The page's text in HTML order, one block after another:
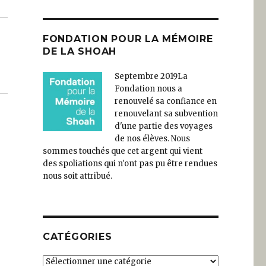
FONDATION POUR LA MÉMOIRE
DE LA SHOAH
Septembre 2019La
Fondation nous a
renouvelé sa confiance en
renouvelant sa subvention
d'une partie des voyages
de nos élèves. Nous
sommes touchés que cet argent qui vient
des spoliations qui n'ont pas pu être rendues
nous soit attribué.
CATÉGORIES
Catégories